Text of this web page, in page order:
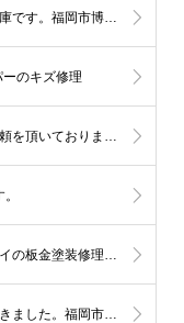
ハイエースのフロントパンパー修理案件の入庫です。福岡市博多区
のキズ修理
人気のトヨタ８６のリア事故修理をご依頼頂きました。福岡市西区